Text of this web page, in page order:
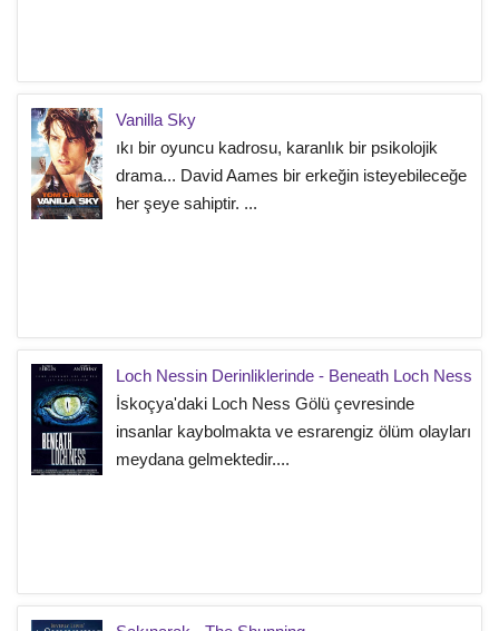
Vanilla Sky
ıkı bir oyuncu kadrosu, karanlık bir psikolojik
drama... David Aames bir erkeğin isteyebileceğe
her şeye sahiptir. ...
Loch Nessin Derinliklerinde - Beneath Loch Ness
İskoçya'daki Loch Ness Gölü çevresinde
insanlar kaybolmakta ve esrarengiz ölüm olayları
meydana gelmektedir....